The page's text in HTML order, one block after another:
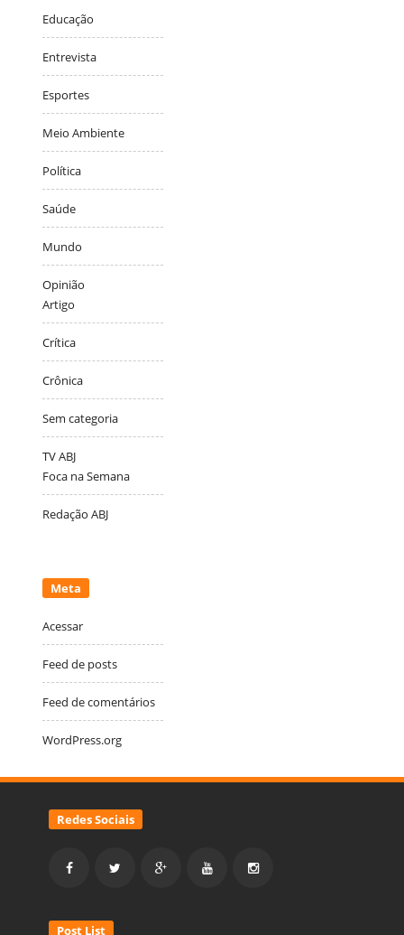
Educação
Entrevista
Esportes
Meio Ambiente
Política
Saúde
Mundo
Opinião
Artigo
Crítica
Crônica
Sem categoria
TV ABJ
Foca na Semana
Redação ABJ
Meta
Acessar
Feed de posts
Feed de comentários
WordPress.org
Redes Sociais
Post List